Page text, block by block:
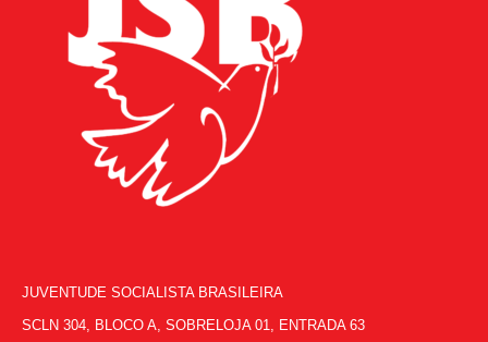
JUVENTUDE SOCIALISTA BRASILEIRA
SCLN 304, BLOCO A, SOBRELOJA 01, ENTRADA 63